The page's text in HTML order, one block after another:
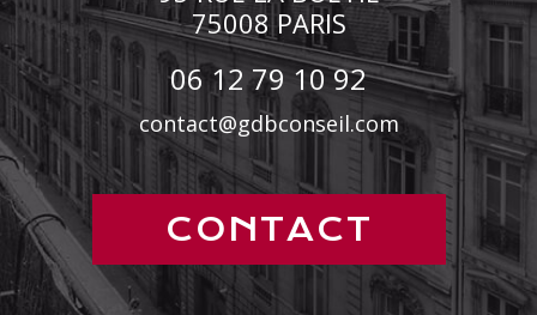
75008 PARIS
06 12 79 10 92
contact@gdbconseil.com
CONTACT